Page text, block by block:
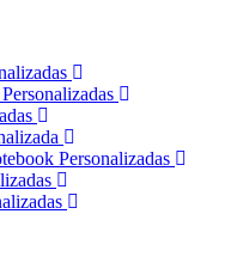
Personalizadas